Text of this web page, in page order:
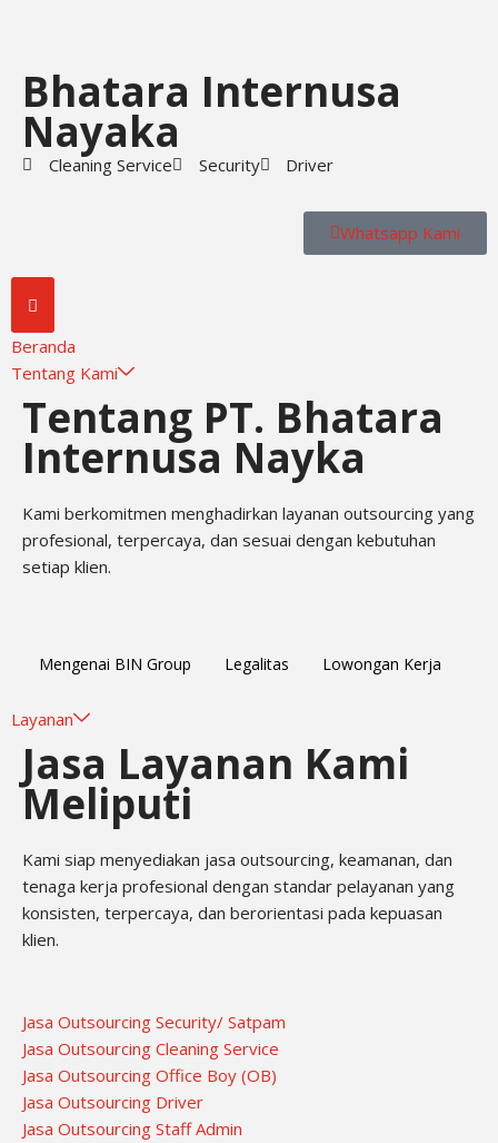
to
content
Bhatara Internusa
Nayaka
Cleaning Service Security Driver
Whatsapp Kami
Beranda
Tentang Kami
Tentang PT. Bhatara
Internusa Nayka
Kami berkomitmen menghadirkan layanan outsourcing yang
profesional, terpercaya, dan sesuai dengan kebutuhan
setiap klien.
Mengenai BIN Group Legalitas Lowongan Kerja
Layanan
Jasa Layanan Kami
Meliputi
Kami siap menyediakan jasa outsourcing, keamanan, dan
tenaga kerja profesional dengan standar pelayanan yang
konsisten, terpercaya, dan berorientasi pada kepuasan
klien.
Jasa Outsourcing Security/ Satpam
Jasa Outsourcing Cleaning Service
Jasa Outsourcing Office Boy (OB)
Jasa Outsourcing Driver
Jasa Outsourcing Staff Admin